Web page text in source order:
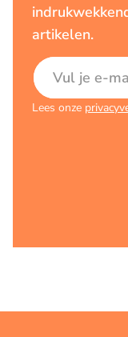
artikelen.
E-mailadres
Lees onze